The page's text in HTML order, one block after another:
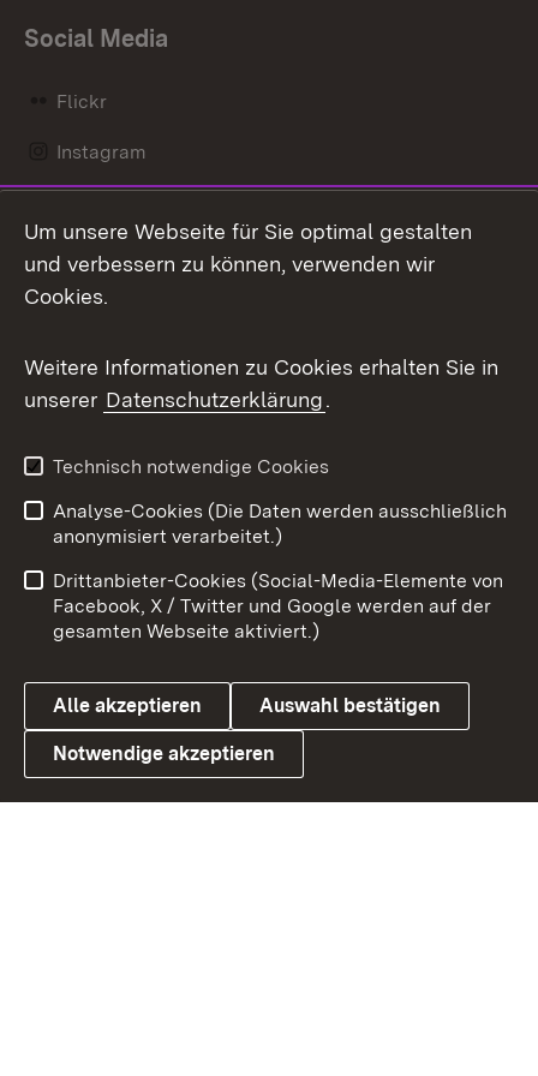
Social Media
Flickr
Instagram
Mastodon
Messenger
Social Wall
X / Twitter
Youtube
Link zum Landesportal
Benutzungshinweise
Barrierefreiheit
Datenschutz
Cookies
Um unsere Webseite für Sie optimal gestalten
und verbessern zu können, verwenden wir
Cookies.
Weitere Informationen zu Cookies erhalten Sie in
unserer Datenschutzerklärung.
Technisch notwendige Cookies
Analyse-Cookies (Die Daten werden ausschließlich
anonymisiert verarbeitet.)
Drittanbieter-Cookies (Social-Media-Elemente von
Facebook, X / Twitter und Google werden auf der
gesamten Webseite aktiviert.)
Alle akzeptieren Auswahl bestätigen
Notwendige akzeptieren